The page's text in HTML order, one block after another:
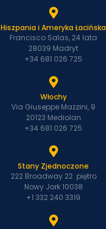
Hiszpania i Ameryka Łacińska
Francisco Salas, 24 lata
28039 Madryt
+34 681 026 725
Włochy
Via Giuseppe Mazzini, 9
20123 Mediolan
+34 681 026 725
Stany Zjednoczone
222 Broadway 22. piętro
Nowy Jork 10038
+1 332 240 3319